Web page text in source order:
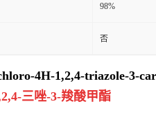
98%
否
4H-1,2,4-triazole-3-
三唑-3-羧酸甲酯